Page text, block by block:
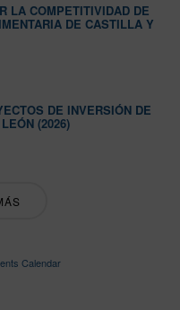
LA COMPETITIVIDAD DE
DE CASTILLA Y
DE INVERSIÓN DE
(2026)
Calendar